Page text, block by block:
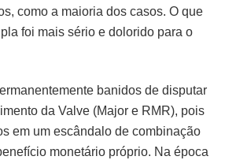
como a maioria dos casos. O que
foi mais sério e dolorido para o
banidos de disputar
da Valve (Major e RMR), pois
em um escândalo de combinação
monetário próprio. Na época